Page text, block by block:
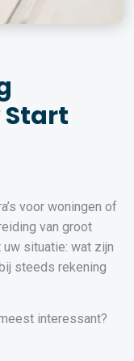
Start
voor woningen of
van groot
situatie: wat zijn
steeds rekening
interessant?